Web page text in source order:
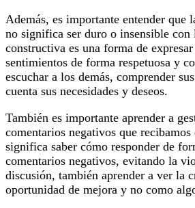
Además, es importante entender que
no significa ser duro o insensible con
constructiva es una forma de
sentimientos de forma respetuosa y
escuchar a los demás, comprender
cuenta sus necesidades y deseos.
También es importante aprender a
comentarios negativos que recibamos
significa saber cómo responder de
comentarios negativos, evitando la
discusión, también aprender a ver la
oportunidad de mejora y no como